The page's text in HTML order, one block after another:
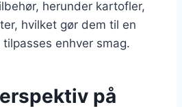
herunder kartofler,
hvilket gør dem til en
enhver smag.
på